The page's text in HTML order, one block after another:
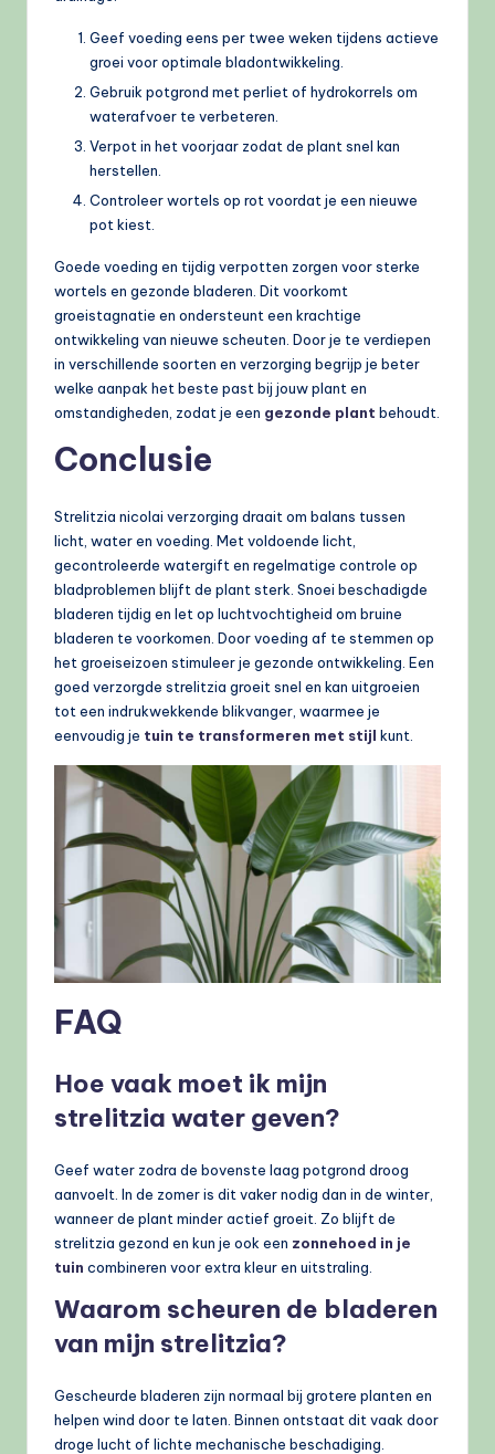
Geef voeding eens per twee weken tijdens actieve
groei voor optimale bladontwikkeling.
Gebruik potgrond met perliet of hydrokorrels om
waterafvoer te verbeteren.
Verpot in het voorjaar zodat de plant snel kan
herstellen.
Controleer wortels op rot voordat je een nieuwe
pot kiest.
Goede voeding en tijdig verpotten zorgen voor sterke
wortels en gezonde bladeren. Dit voorkomt
groeistagnatie en ondersteunt een krachtige
ontwikkeling van nieuwe scheuten. Door je te verdiepen
in verschillende soorten en verzorging begrijp je beter
welke aanpak het beste past bij jouw plant en
omstandigheden, zodat je een gezonde plant behoudt.
Conclusie
Strelitzia nicolai verzorging draait om balans tussen
licht, water en voeding. Met voldoende licht,
gecontroleerde watergift en regelmatige controle op
bladproblemen blijft de plant sterk. Snoei beschadigde
bladeren tijdig en let op luchtvochtigheid om bruine
bladeren te voorkomen. Door voeding af te stemmen op
het groeiseizoen stimuleer je gezonde ontwikkeling. Een
goed verzorgde strelitzia groeit snel en kan uitgroeien
tot een indrukwekkende blikvanger, waarmee je
eenvoudig je tuin te transformeren met stijl kunt.
FAQ
Hoe vaak moet ik mijn
strelitzia water geven?
Geef water zodra de bovenste laag potgrond droog
aanvoelt. In de zomer is dit vaker nodig dan in de winter,
wanneer de plant minder actief groeit. Zo blijft de
strelitzia gezond en kun je ook een zonnehoed in je
tuin combineren voor extra kleur en uitstraling.
Waarom scheuren de bladeren
van mijn strelitzia?
Gescheurde bladeren zijn normaal bij grotere planten en
helpen wind door te laten. Binnen ontstaat dit vaak door
droge lucht of lichte mechanische beschadiging.